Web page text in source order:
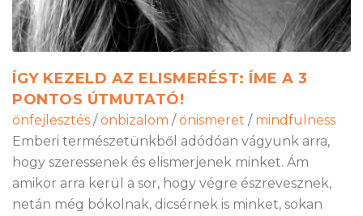
ÍGY KEZELD AZ ELISMERÉST: ÍME A 3
PONTOS ÚTMUTATÓ!
önfejlesztés / önbizalom / önismeret / mindfulness
Emberi természetünkből adódóan vágyunk arra,
hogy szeressenek és elismerjenek minket. Ám
amikor arra kerül a sor, hogy végre észrevesznek,
netán még bókolnak, dicsérnek is minket, sokan